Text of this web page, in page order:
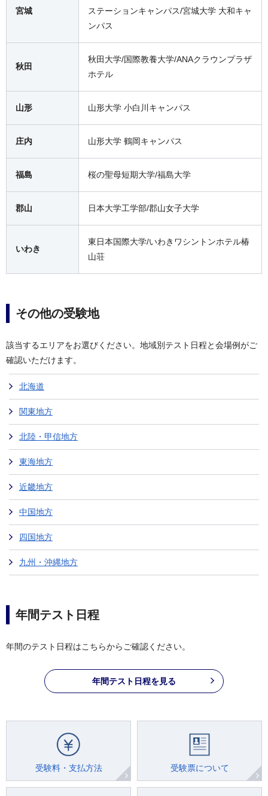
宮城
ステーションキャンパス/宮城大学 大和キャ
ンパス
秋田
秋田大学/国際教養大学/ANAクラウンプラザ
ホテル
山形 山形大学 小白川キャンパス
庄内 山形大学 鶴岡キャンパス
福島 桜の聖母短期大学/福島大学
郡山 日本大学工学部/郡山女子大学
いわき
東日本国際大学/いわきワシントンホテル椿
山荘
その他の受験地
該当するエリアをお選びください。地域別テスト日程と会場例がご
確認いただけます。
北海道
関東地方
北陸・甲信地方
東海地方
近畿地方
中国地方
四国地方
九州・沖縄地方
年間テスト日程
年間のテスト日程はこちらからご確認ください。
年間テスト日程を見る
受験料・支払方法 受験票について